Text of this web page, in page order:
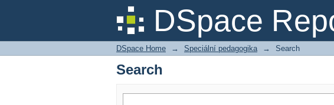
DSpace
Search
DSpace Home → Speciální pedagogika → Search
Search